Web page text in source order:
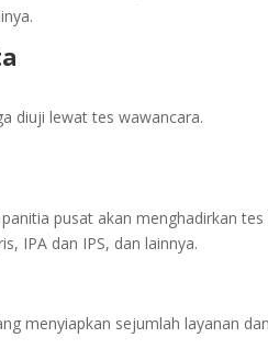
diuji lewat tes wawancara.
pusat akan menghadirkan
IPA dan IPS, dan lainnya.
menyiapkan sejumlah layanan